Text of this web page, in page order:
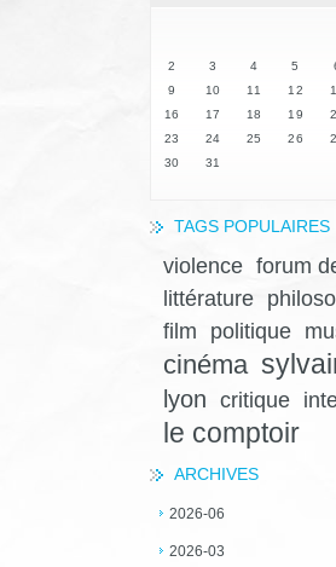
2
3 4 5
9
10 11 12
16
17 18 19
23
24 25 26
30
31
TAGS POPULAIRES
violence forum
littérature
film
politique
cinéma
lyon critique
le comptoir
ARCHIVES
2026-06
2026-03